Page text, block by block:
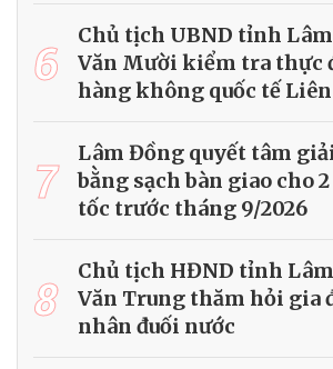
6
Chủ tịch UBND tỉnh
Văn Mười kiểm tra thực
hàng không quốc tế
7
Lâm Đồng quyết tâm
bằng sạch bàn giao cho
tốc trước tháng 9/2026
8
Chủ tịch HĐND tỉnh
Văn Trung thăm hỏi gia
nhân đuối nước